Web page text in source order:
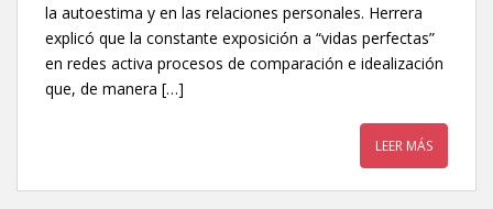
la autoestima y en las relaciones personales. Herrera
explicó que la constante exposición a “vidas perfectas”
en redes activa procesos de comparación e idealización
que, de manera […]
LEER MÁS